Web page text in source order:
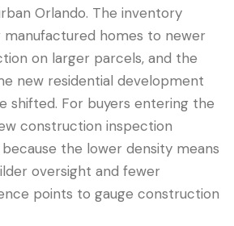
Español ✓ 中文
Orlando. The inventory
homes to newer
on larger parcels, and the
new residential development
shifted. For buyers entering the
construction inspection
the lower density means
oversight and fewer
points to gauge construction